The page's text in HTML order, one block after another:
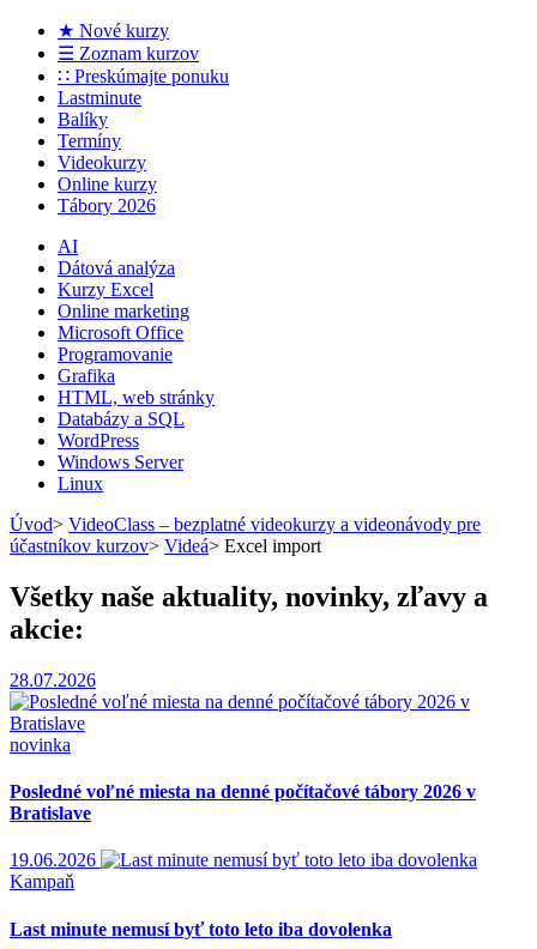
★ Nové kurzy
☰ Zoznam kurzov
∷ Preskúmajte ponuku
Lastminute
Balíky
Termíny
Videokurzy
Online kurzy
Tábory 2026
AI
Dátová analýza
Kurzy Excel
Online marketing
Microsoft Office
Programovanie
Grafika
HTML, web stránky
Databázy a SQL
WordPress
Windows Server
Linux
Úvod> VideoClass – bezplatné videokurzy a videonávody pre
účastníkov kurzov> Videá> Excel import
Všetky naše aktuality, novinky, zľavy a
akcie:
28.07.2026
novinka
Posledné voľné miesta na denné počítačové tábory 2026 v
Bratislave
19.06.2026
Kampaň
Last minute nemusí byť toto leto iba dovolenka